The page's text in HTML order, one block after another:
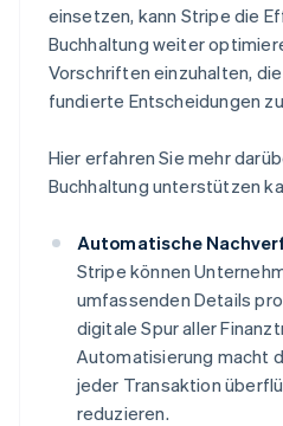
einsetzen, kann Stripe die
Buchhaltung weiter
Vorschriften einzuhalten,
fundierte Entscheidungen
Hier erfahren Sie mehr
Buchhaltung unterstützen
Automatische
Stripe können
umfassenden Details
digitale Spur aller
Automatisierung macht
jeder Transaktion
reduzieren.